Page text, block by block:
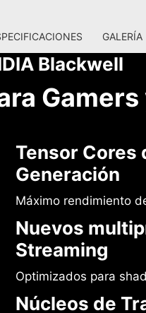
GALERÍA
Blackwell
Tensor Cores
Generación
Máximo rendimiento
Nuevos
Streaming
Optimizados para
Núcleos de